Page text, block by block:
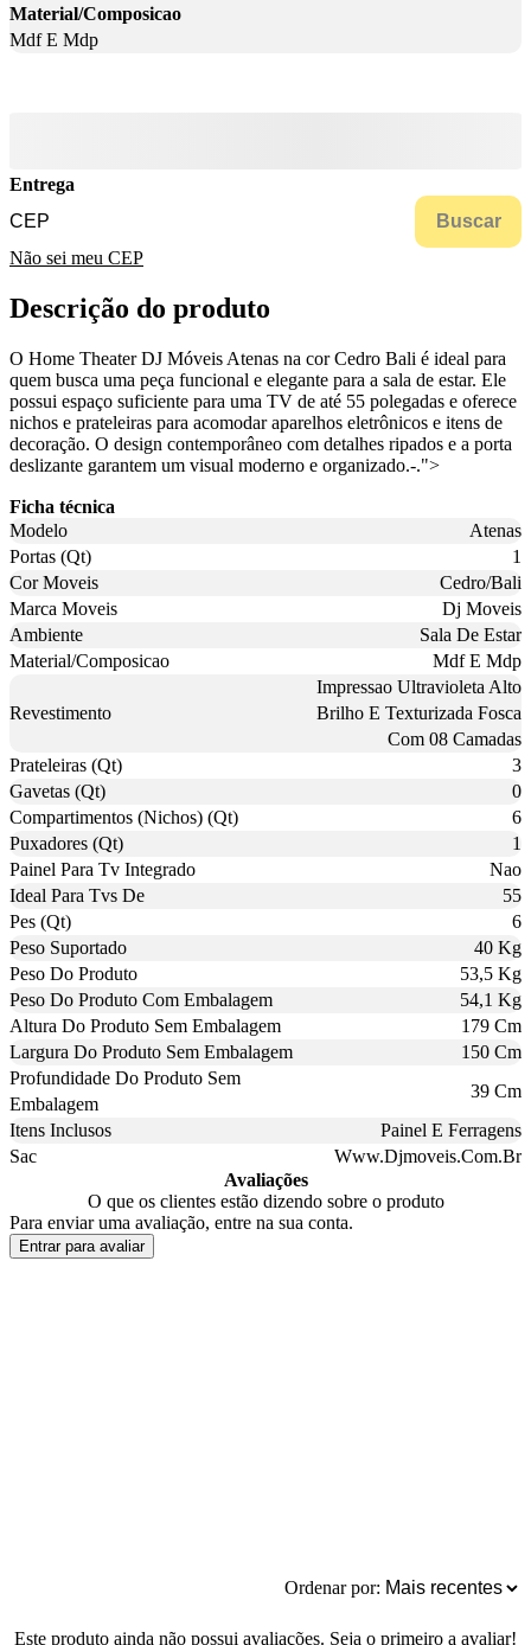
Material/Composicao
Mdf E Mdp
Entrega
Buscar
Não sei meu CEP
Descrição do produto
O Home Theater DJ Móveis Atenas na cor Cedro Bali é ideal para
quem busca uma peça funcional e elegante para a sala de estar. Ele
possui espaço suficiente para uma TV de até 55 polegadas e oferece
nichos e prateleiras para acomodar aparelhos eletrônicos e itens de
decoração. O design contemporâneo com detalhes ripados e a porta
deslizante garantem um visual moderno e organizado.-.">
Ficha técnica
Modelo
Atenas
Portas (Qt)
1
Cor Moveis
Cedro/Bali
Marca Moveis
Dj Moveis
Ambiente
Sala De Estar
Material/Composicao
Mdf E Mdp
Revestimento
Impressao Ultravioleta Alto
Brilho E Texturizada Fosca
Com 08 Camadas
Prateleiras (Qt)
3
Gavetas (Qt)
0
Compartimentos (Nichos) (Qt)
6
Puxadores (Qt)
1
Painel Para Tv Integrado
Nao
Ideal Para Tvs De
55
Pes (Qt)
6
Peso Suportado
40 Kg
Peso Do Produto
53,5 Kg
Peso Do Produto Com Embalagem
54,1 Kg
Altura Do Produto Sem Embalagem
179 Cm
Largura Do Produto Sem Embalagem
150 Cm
Profundidade Do Produto Sem
Embalagem
39 Cm
Itens Inclusos
Painel E Ferragens
Sac
Www.Djmoveis.Com.Br
Avaliações
O que os clientes estão dizendo sobre o produto
Para enviar uma avaliação, entre na sua conta.
Entrar para avaliar
Ordenar por:
Este produto ainda não possui avaliações. Seja o primeiro a avaliar!